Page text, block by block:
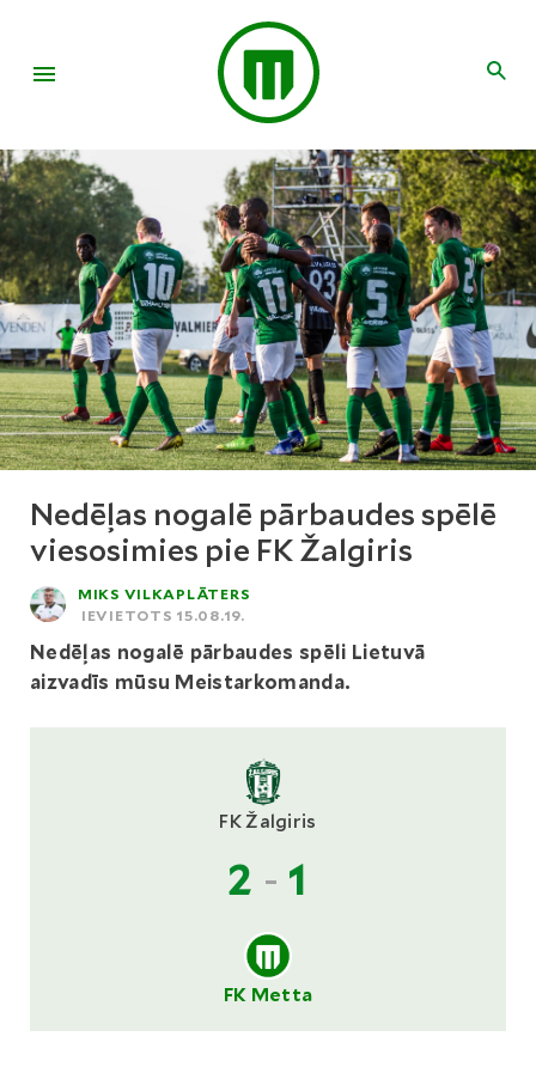
Nedēļas nogalē pārbaudes spēlē
viesosimies pie FK Žalgiris
MIKS VILKAPLĀTERS
IEVIETOTS 15.08.19.
Nedēļas nogalē pārbaudes spēli Lietuvā
aizvadīs mūsu Meistarkomanda.
FK Žalgiris
2 - 1
FK Metta